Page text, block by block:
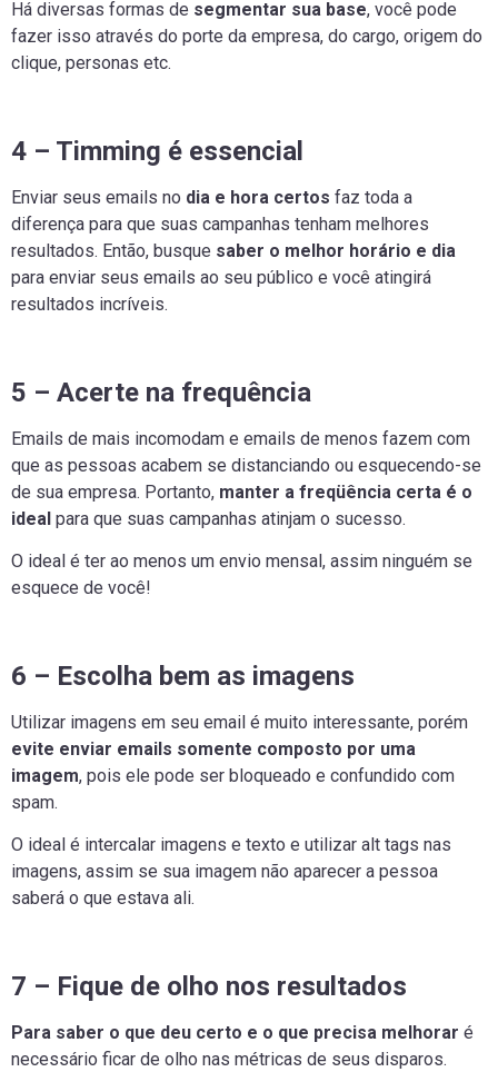
Há diversas formas de segmentar sua base, você pode
fazer isso através do porte da empresa, do cargo, origem do
clique, personas etc.
4 – Timming é essencial
Enviar seus emails no dia e hora certos faz toda a
diferença para que suas campanhas tenham melhores
resultados. Então, busque saber o melhor horário e dia
para enviar seus emails ao seu público e você atingirá
resultados incríveis.
5 – Acerte na frequência
Emails de mais incomodam e emails de menos fazem com
que as pessoas acabem se distanciando ou esquecendo-se
de sua empresa. Portanto, manter a freqüência certa é o
ideal para que suas campanhas atinjam o sucesso.
O ideal é ter ao menos um envio mensal, assim ninguém se
esquece de você!
6 – Escolha bem as imagens
Utilizar imagens em seu email é muito interessante, porém
evite enviar emails somente composto por uma
imagem, pois ele pode ser bloqueado e confundido com
spam.
O ideal é intercalar imagens e texto e utilizar alt tags nas
imagens, assim se sua imagem não aparecer a pessoa
saberá o que estava ali.
7 – Fique de olho nos resultados
Para saber o que deu certo e o que precisa melhorar é
necessário ficar de olho nas métricas de seus disparos.